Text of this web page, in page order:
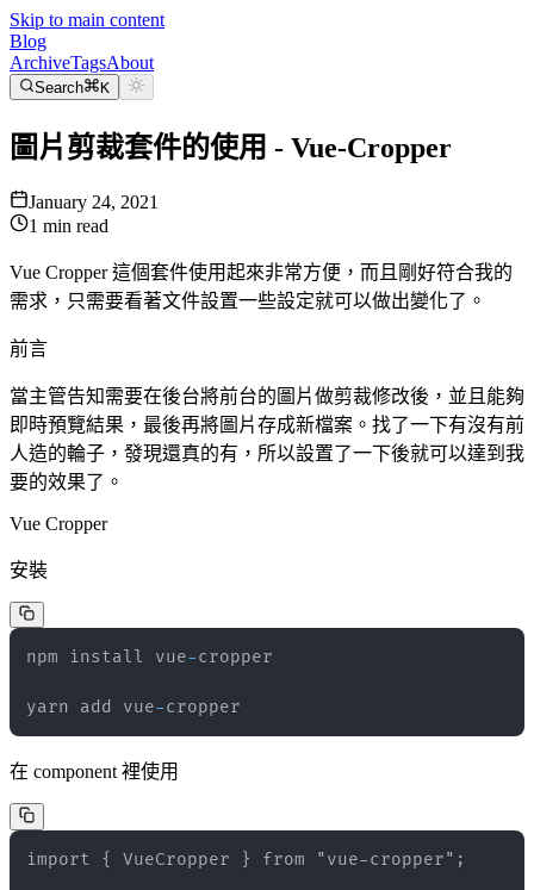
Skip to main content
Blog
ArchiveTagsAbout
Search K
圖片剪裁套件的使用 - Vue-Cropper
January 24, 2021
1 min read
Vue Cropper 這個套件使用起來非常方便，而且剛好符合我的
需求，只需要看著文件設置一些設定就可以做出變化了。
前言
當主管告知需要在後台將前台的圖片做剪裁修改後，並且能夠
即時預覽結果，最後再將圖片存成新檔案。找了一下有沒有前
人造的輪子，發現還真的有，所以設置了一下後就可以達到我
要的效果了。
Vue Cropper
安裝
npm install vue-
yarn add vue-cropper
在 component 裡使用